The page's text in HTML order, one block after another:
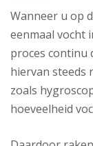
Wanneer u op
eenmaal vocht
proces continu
hiervan steeds
zoals
hoeveelheid